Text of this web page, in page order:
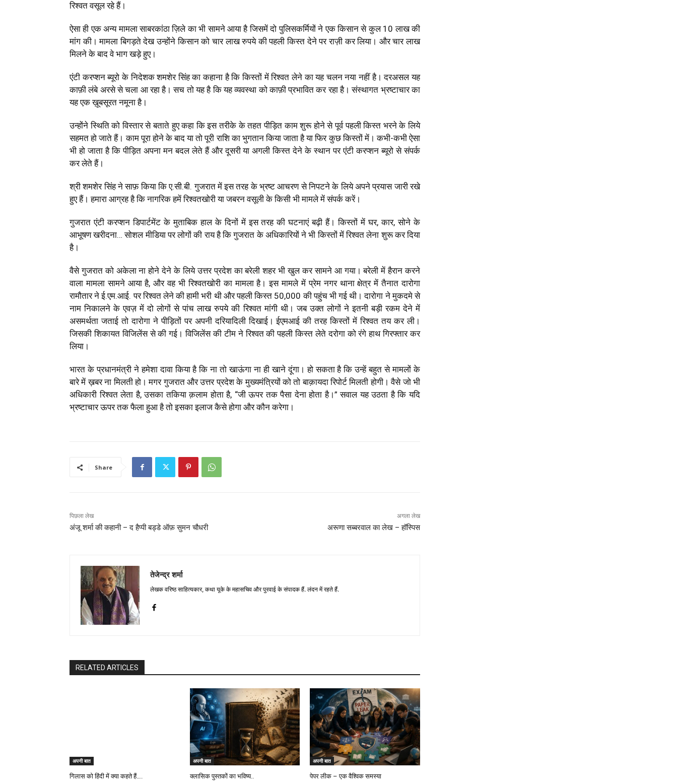
रिश्वत वसूल रहे हैं।
ऐसा ही एक अन्य मामला साबरकांठा ज़िले का भी सामने आया है जिसमें दो पुलिसकर्मियों ने एक किसान से कुल ₹10 लाख की
मांग की। मामला बिगड़ते देख उन्होंने किसान को चार लाख रुपये की पहली किस्त देने पर राज़ी कर लिया। और चार लाख
मिलने के बाद वे भाग खड़े हुए।
एंटी करप्शन ब्यूरो के निदेशक शमशेर सिंह का कहाना है कि किस्तों में रिश्वत लेने का यह चलन नया नहीं है। दरअसल यह
काफ़ी लंबे अरसे से चला आ रहा है। सच तो यह है कि यह व्यवस्था को काफ़ी प्रभावित कर रहा है। संस्थागत भ्रष्टाचार का
यह एक ख़ूबसूरत नमूना है।
उन्होंने स्थिति को विस्तार से बताते हुए कहा कि इस तरीके के तहत पीड़ित काम शुरू होने से पूर्व पहली किस्त भरने के लिये
सहमत हो जाते हैं। काम पूरा होने के बाद या तो पूरी राशि का भुगतान किया जाता है या फिर कुछ किस्तों में। कभी-कभी ऐसा
भी हो जाता है कि पीड़ित अपना मन बदल लेते हैं और दूसरी या अगली किस्त देने के स्थान पर एंटी करप्शन ब्यूरो से संपर्क
कर लेते हैं।
श्री शमशेर सिंह ने साफ़ किया कि ए.सी.बी. गुजरात में इस तरह के भ्रष्ट आचरण से निपटने के लिये अपने प्रयास जारी रखे
हुए हैं। हमारा आग्रह है कि नागरिक हमें रिश्वतखोरी या जबरन वसूली के किसी भी मामले में संपर्क करें।
गुजरात एंटी करप्शन डिपार्टमेंट के मुताबिक हाल के दिनों में इस तरह की घटनाएं बढ़ी हैं। किस्तों में घर, कार, सोने के
आभूषण खरीदना… सोशल मीडिया पर लोगों की राय है कि गुजरात के अधिकारियों ने भी किस्तों में रिश्वत लेना शुरू कर दिया
है।
वैसे गुजरात को अकेला ना होने देने के लिये उत्तर प्रदेश का बरेली शहर भी खुल कर सामने आ गया। बरेली में हैरान करने
वाला मामला सामने आया है, और वह भी रिश्वतखोरी का मामला है। इस मामले में प्रेम नगर थाना क्षेत्र में तैनात दारोगा
रामौतार ने ई.एम.आई. पर रिश्वत लेने की हामी भरी थी और पहली किस्त ₹50,000 की पहुंच भी गई थी। दारोगा ने मुकदमे से
नाम निकालने के एवज़ में दो लोगों से पांच लाख रुपये की रिश्वत मांगी थी। जब उक्त लोगों ने इतनी बड़ी रकम देने में
असमर्थता जताई तो दारोगा ने पीड़ितों पर अपनी दरियादिली दिखाई। ईएमआई की तरह किस्तों में रिश्वत तय कर ली।
जिसकी शिकायत विजिलेंस से की गई। विजिलेंस की टीम ने रिश्वत की पहली किस्त लेते दरोगा को रंगे हाथ गिरफ्तार कर
लिया।
भारत के प्रधानमंत्री ने हमेशा दावा किया है कि ना तो खाऊंगा ना ही खाने दूंगा। हो सकता है कि उन्हें बहुत से मामलों के
बारे में ख़बर ना मिलती हो। मगर गुजरात और उत्तर प्रदेश के मुख्यमंत्रियों को तो बाक़ायदा रिपोर्ट मिलती होगी। वैसे जो भी
अधिकारी रिश्वत लेता है, उसका तकिया क़लाम होता है, “जी ऊपर तक पैसा देना होता है।” सवाल यह उठता है कि यदि
भ्रष्टाचार ऊपर तक फैला हुआ है तो इसका इलाज कैसे होगा और कौन करेगा।
Share
पिछला लेख
अंजू शर्मा की कहानी – द हैप्पी बड्डे ऑफ़ सुमन चौधरी
अगला लेख
अरूणा सब्बरवाल का लेख – हॉस्पिस
तेजेन्द्र शर्मा
लेखक वरिष्ठ साहित्यकार, कथा यूके के महासचिव और पुरवाई के संपादक हैं. लंदन में रहते हैं.
RELATED ARTICLES
अपनी बात
गिलास को हिंदी में क्या कहते हैं….
अपनी बात
क्लासिक पुस्तकों का भविष्य..
अपनी बात
पेपर लीक – एक वैश्विक समस्या